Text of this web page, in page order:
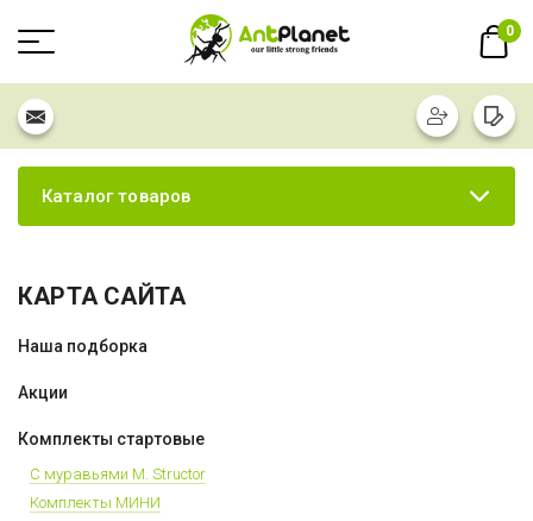
0
Каталог товаров
КАРТА САЙТА
Наша подборка
Акции
Комплекты стартовые
С муравьями M. Structor
Комплекты МИНИ